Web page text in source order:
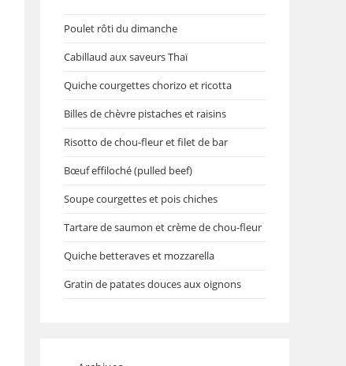
Poulet rôti du dimanche
Cabillaud aux saveurs Thaï
Quiche courgettes chorizo et ricotta
Billes de chèvre pistaches et raisins
Risotto de chou-fleur et filet de bar
Bœuf effiloché (pulled beef)
Soupe courgettes et pois chiches
Tartare de saumon et crème de chou-fleur
Quiche betteraves et mozzarella
Gratin de patates douces aux oignons